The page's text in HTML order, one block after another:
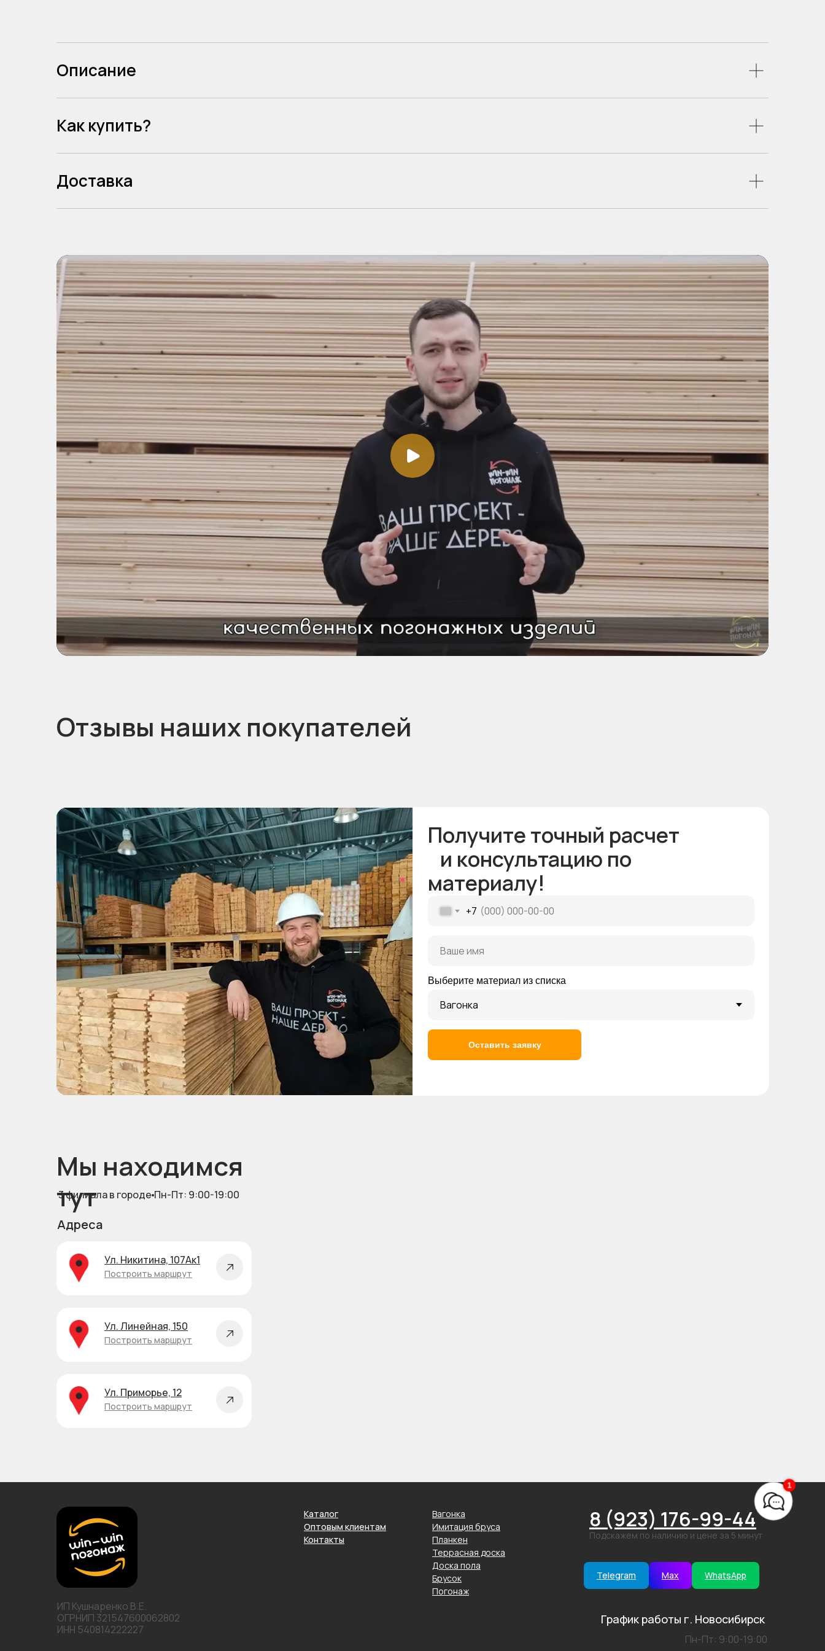
Описание
Как купить?
Доставка
Отзывы наших покупателей
Получите точный расчет
и консультацию по
материалу!
+7
Выберите материал из списка
Оставить заявку
Построить маршрут
Ул. Приморье, 12
Построить маршрут
Ул. Линейная, 150
Построить маршрут
Ул. Никитина, 107Ак1
Мы находимся
тут
Адреса
3 филиала в городе Пн-Пт: 9:00-19:00
1
ИП Кушнаренко В.Е.
ОГРНИП 321547600062802
ИНН 540814222227
8 (923) 176-99-44
Подскажем по наличию и цене за 5 минут
Telegram Max WhatsApp
Каталог
Оптовым клиентам
Контакты
Вагонка
Имитация бруса
Планкен
Террасная доска
Доска пола
Брусок
Погонаж
Пн-Пт: 9:00-19:00
График работы г. Новосибирск